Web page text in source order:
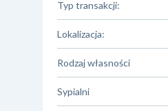
Typ transakcji:
Lokalizacja:
Rodzaj własności
Sypialni